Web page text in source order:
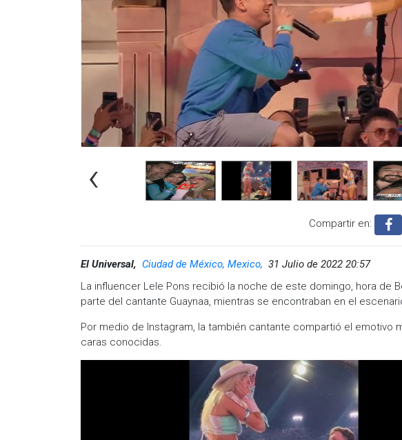
‹
Compartir en:
El Universal, Ciudad de México, Mexico, 31 Julio de 2022 20:57
La influencer Lele Pons recibió la noche de este domingo, hora de
parte del cantante Guaynaa, mientras se encontraban en el
Por medio de Instagram, la también cantante compartió el emotivo
caras conocidas.